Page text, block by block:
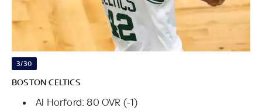
3/30
BOSTON CELTICS
Al Horford: 80 OVR (-1)